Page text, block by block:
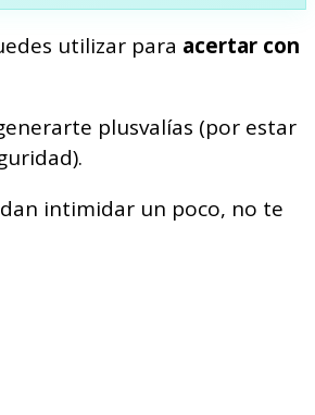
utilizar para acertar con
plusvalías (por estar
intimidar un poco, no te